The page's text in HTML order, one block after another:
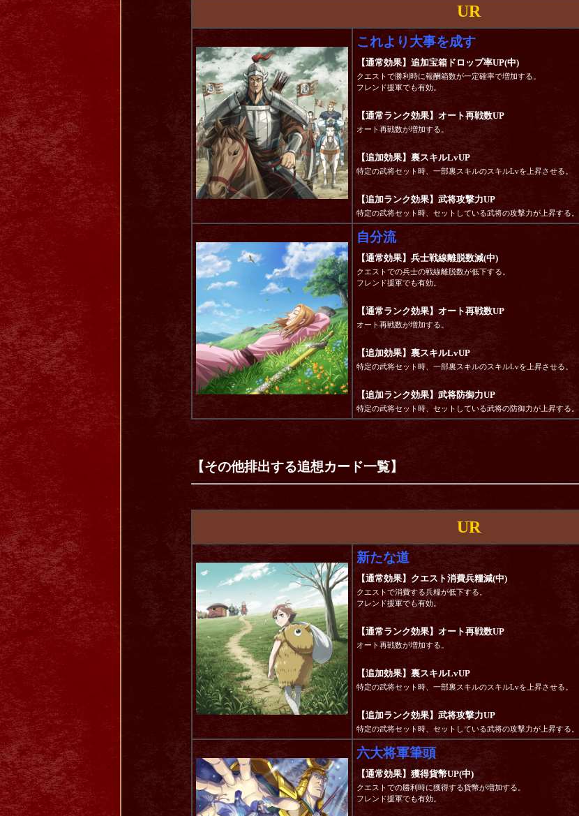
UR
これより大事を成す
【通常効果】追加宝箱ドロップ率UP(中)
クエストで勝利時に報酬箱数が一定確率で増加する。
フレンド援軍でも有効。
【通常ランク効果】オート再戦数UP
オート再戦数が増加する。
【追加効果】裏スキルLvUP
特定の武将セット時、一部裏スキルのスキルLvを上昇させる。
【追加ランク効果】武将攻撃力UP
特定の武将セット時、セットしている武将の攻撃力が上昇する。
自分流
【通常効果】兵士戦線離脱数減(中)
クエストでの兵士の戦線離脱数が低下する。
フレンド援軍でも有効。
【通常ランク効果】オート再戦数UP
オート再戦数が増加する。
【追加効果】裏スキルLvUP
特定の武将セット時、一部裏スキルのスキルLvを上昇させる。
【追加ランク効果】武将防御力UP
特定の武将セット時、セットしている武将の防御力が上昇する。
【その他排出する追想カード一覧】
UR
新たな道
【通常効果】クエスト消費兵糧減(中)
クエストで消費する兵糧が低下する。
フレンド援軍でも有効。
【通常ランク効果】オート再戦数UP
オート再戦数が増加する。
【追加効果】裏スキルLvUP
特定の武将セット時、一部裏スキルのスキルLvを上昇させる。
【追加ランク効果】武将攻撃力UP
特定の武将セット時、セットしている武将の攻撃力が上昇する。
六大将軍筆頭
【通常効果】獲得貨幣UP(中)
クエストでの勝利時に獲得する貨幣が増加する。
フレンド援軍でも有効。